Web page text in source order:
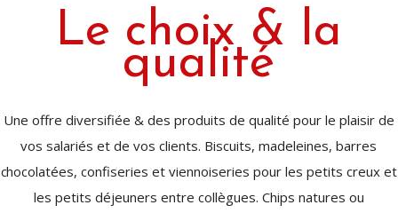
Le choix & la
qualité
Une offre diversifiée & des produits de qualité pour le plaisir de
vos salariés et de vos clients. Biscuits, madeleines, barres
chocolatées, confiseries et viennoiseries pour les petits creux et
les petits déjeuners entre collègues. Chips natures ou